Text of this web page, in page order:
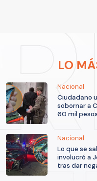
LO
Nacional
Ciudadano
sobornar a
60 mil pesos
Nacional
Lo que se
involucró a
tras dar